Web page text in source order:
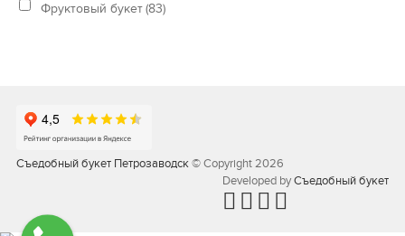
Фруктовый букет(83)
Съедобный букет Петрозаводск© Copyright 2026
Developed byСъедобный букет